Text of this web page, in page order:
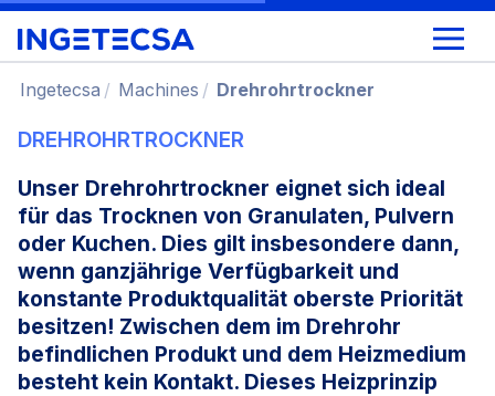
Ingetecsa Machines Drehrohrtrockner
DREHROHRTROCKNER
Unser Drehrohrtrockner eignet sich ideal
für das Trocknen von Granulaten, Pulvern
oder Kuchen. Dies gilt insbesondere dann,
wenn ganzjährige Verfügbarkeit und
konstante Produktqualität oberste Priorität
besitzen! Zwischen dem im Drehrohr
befindlichen Produkt und dem Heizmedium
besteht kein Kontakt. Dieses Heizprinzip